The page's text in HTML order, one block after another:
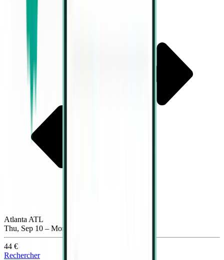
Atlanta ATL
Thu, Sep 10 – Mon, Sep 14
44 €
Rechercher